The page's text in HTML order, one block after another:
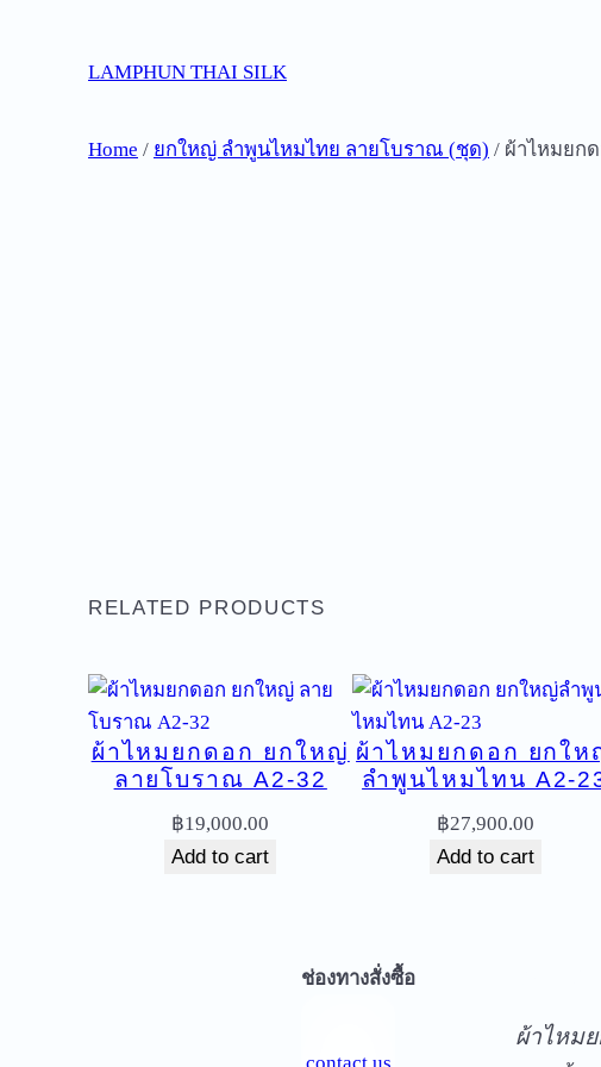
LAMPHUN THAI SILK
Home / ยกใหญ่ ลำพูนไหมไทย ลายโบราณ (ชุด) / ผ้าไหมยก
RELATED PRODUCTS
ผ้าไหมยกดอก ยกใหญ่
ลายโบราณ A2-32
฿19,000.00
Add to cart
ผ้าไหมยกดอก ยกให
ลำพูนไหมไทน A2-
฿27,900.00
Add to cart
ช่องทางสั่งซื้อ
contact us
ผ้าไหม